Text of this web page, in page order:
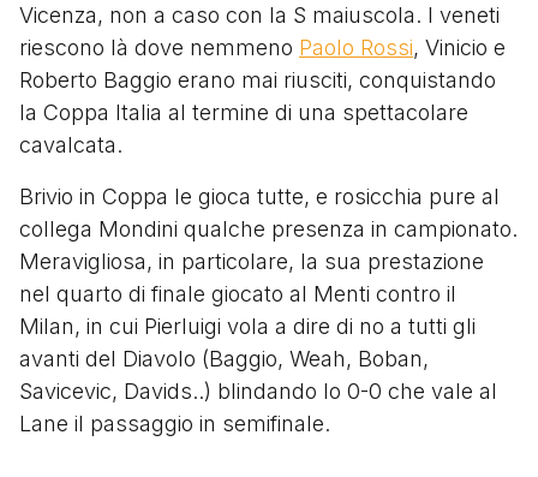
Vicenza, non a caso con la S maiuscola. I veneti
riescono là dove nemmeno Paolo Rossi, Vinicio e
Roberto Baggio erano mai riusciti, conquistando
la Coppa Italia al termine di una spettacolare
cavalcata.
Brivio in Coppa le gioca tutte, e rosicchia pure al
collega Mondini qualche presenza in campionato.
Meravigliosa, in particolare, la sua prestazione
nel quarto di finale giocato al Menti contro il
Milan, in cui Pierluigi vola a dire di no a tutti gli
avanti del Diavolo (Baggio, Weah, Boban,
Savicevic, Davids..) blindando lo 0-0 che vale al
Lane il passaggio in semifinale.